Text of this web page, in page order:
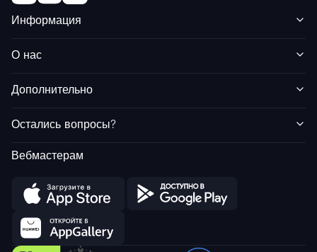
Информация
О нас
Дополнительно
Остались вопросы?
Вебмастерам